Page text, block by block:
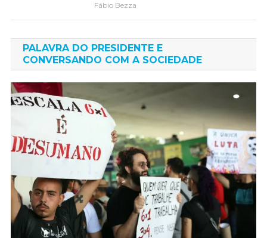
Fábio Bezza
PALAVRA DO PRESIDENTE E
CONVERSANDO COM A SOCIEDADE